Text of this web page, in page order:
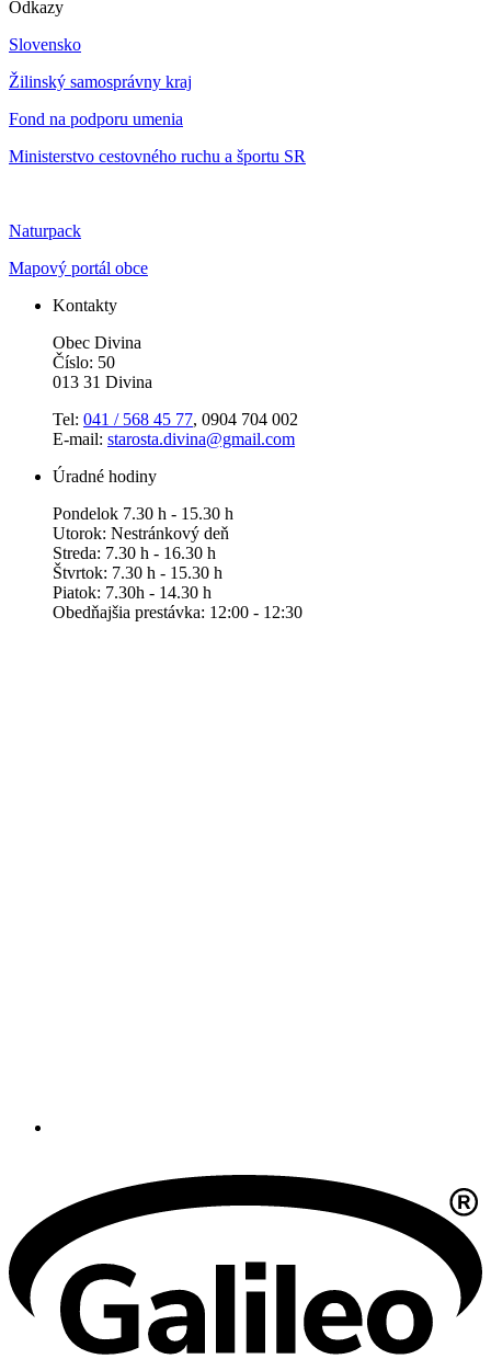
Odkazy
Slovensko
Žilinský samosprávny kraj
Fond na podporu umenia
Ministerstvo cestovného ruchu a športu SR
Naturpack
Mapový portál obce
Kontakty
Obec Divina
Číslo: 50
013 31 Divina
Tel: 041 / 568 45 77, 0904 704 002
E-mail: starosta.divina@gmail.com
Úradné hodiny
Pondelok 7.30 h - 15.30 h
Utorok: Nestránkový deň
Streda: 7.30 h - 16.30 h
Štvrtok: 7.30 h - 15.30 h
Piatok: 7.30h - 14.30 h
Obedňajšia prestávka: 12:00 - 12:30